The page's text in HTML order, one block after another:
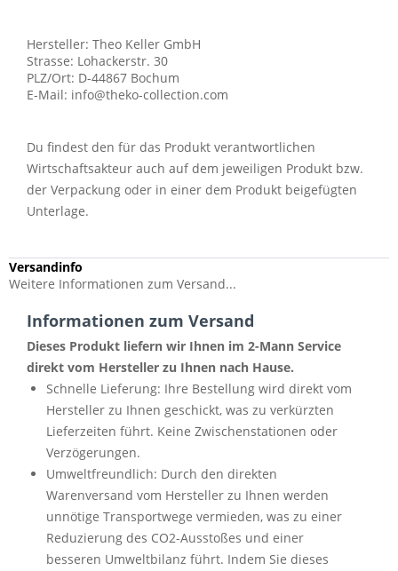
Hersteller: Theo Keller GmbH
Strasse: Lohackerstr. 30
PLZ/Ort: D-44867 Bochum
E-Mail: info@theko-collection.com
Du findest den für das Produkt verantwortlichen
Wirtschaftsakteur auch auf dem jeweiligen Produkt bzw.
der Verpackung oder in einer dem Produkt beigefügten
Unterlage.
Versandinfo
Weitere Informationen zum Versand...
Informationen zum Versand
Dieses Produkt liefern wir Ihnen im 2-Mann Service
direkt vom Hersteller zu Ihnen nach Hause.
Schnelle Lieferung: Ihre Bestellung wird direkt vom
Hersteller zu Ihnen geschickt, was zu verkürzten
Lieferzeiten führt. Keine Zwischenstationen oder
Verzögerungen.
Umweltfreundlich: Durch den direkten
Warenversand vom Hersteller zu Ihnen werden
unnötige Transportwege vermieden, was zu einer
Reduzierung des CO2-Ausstoßes und einer
besseren Umweltbilanz führt. Indem Sie dieses